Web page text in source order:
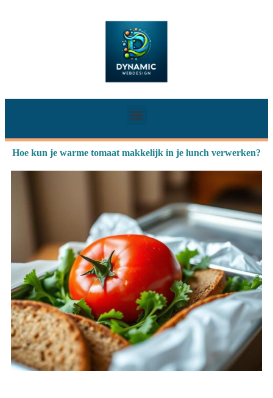
Hoe kun je warme tomaat makkelijk in je lunch verwerken?